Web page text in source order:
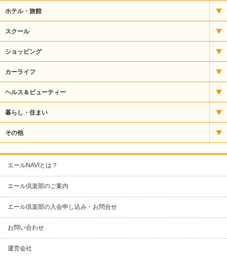
イタリアン
いもフライ
うどん・そば
うなぎ
お好み焼・焼きそば
カフェ・喫茶
クレープ
スナック・パブ
その他（グルメ）
ナイトクラブ
バー
パン
ホテル・旅館
宿泊
スクール
アート
パソコンスクール
バレエ・ダンス
パン教室
塾・予備校
ショッピング
CD・楽器
ギフト
スポーツ用品
その他食品
寝具・タオル
文具・事務用品
書籍
カーライフ
タイヤ販売
自動車整備
自動車販売・修理
ヘルス＆ビューティー
エステ
サプリメント
整骨・接骨
理容・美容室
暮らし・住まい
ガス
クリーニング
リフォーム・塗装
不動産
保険
その他
カラオケ
人材派遣
印刷
エールNAVIとは？
エール倶楽部のご案内
エール倶楽部の入会申し込み・お問合せ
お問い合わせ
運営会社